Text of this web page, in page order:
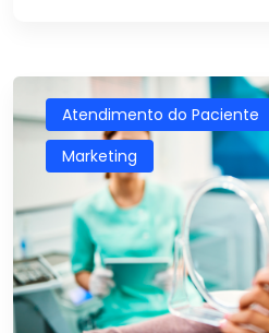
Atendimento do Paciente
Marketing